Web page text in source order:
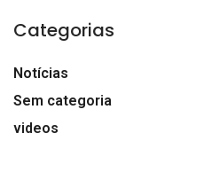
Categorias
Notícias
Sem categoria
videos